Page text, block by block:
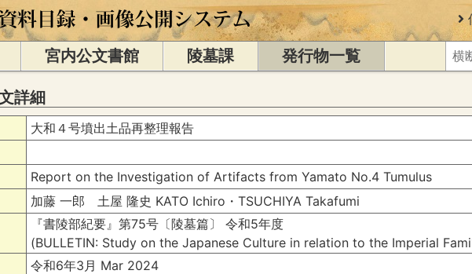
宮内公文書館 陵墓課 発行物一覧
詳細
大和４号墳出土品再整理報告
Report on the Investigation of Artifacts from Yamato No.4 Tumulus
加藤 一郎 土屋 隆史 KATO Ichiro・TSUCHIYA Takafumi
『書陵部紀要』第75号〔陵墓篇〕 令和5年度
(BULLETIN: Study on the Japanese Culture in relation to the Imperial
令和6年3月 Mar 2024